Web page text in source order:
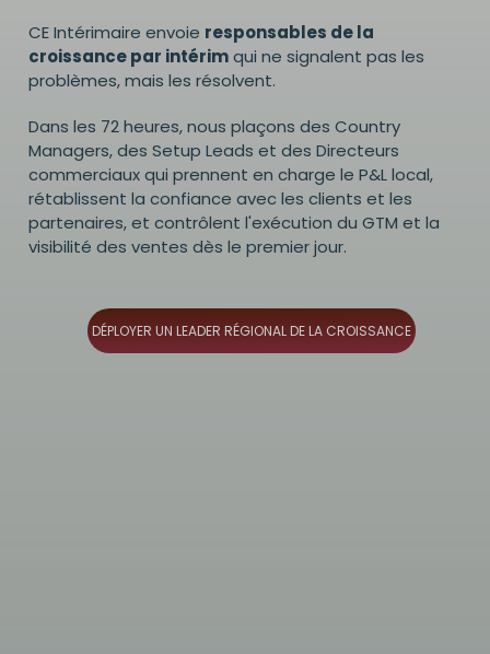
CE Intérimaire envoie responsables de la
croissance par intérimqui ne signalent pas les
problèmes, mais les résolvent.
Dans les 72 heures, nous plaçons des Country
Managers, des Setup Leads et des Directeurs
commerciaux qui prennent en charge le P&L local,
rétablissent la confiance avec les clients et les
partenaires, et contrôlent l'exécution du GTM et la
visibilité des ventes dès le premier jour.
DÉPLOYER UN LEADER RÉGIONAL DE LA CROISSANCE